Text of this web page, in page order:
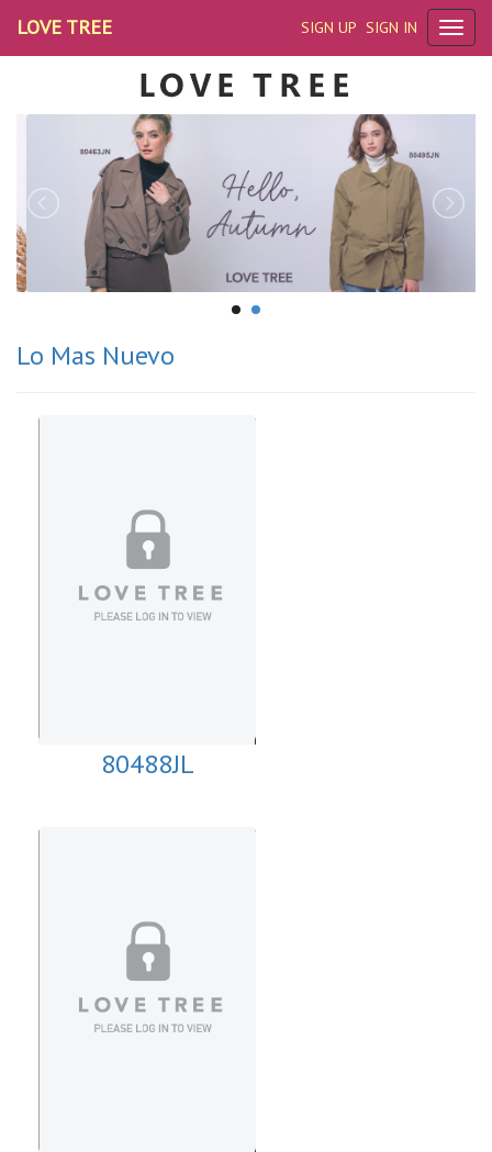
SIGN UP SIGN IN
LOVE TREE
Lo Mas Nuevo
80488JL